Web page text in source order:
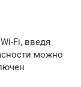
Fi, введя
можно